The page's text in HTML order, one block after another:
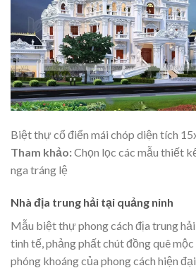
Biệt thự cổ điển mái chóp diện tích
Tham khảo:Chọn lọc các mẫu thiết
nga tráng lệ
Nhà địa trung hải tại quảng ninh
Mẫu biệt thự phong cách địa trung
tinh tế, phảng phất chút đồng quê
phóng khoáng của phong cách hiện